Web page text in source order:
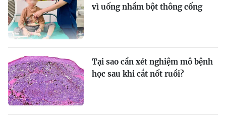
vì uống nhầm bột thông cống
Tại sao cần xét nghiệm mô bệnh
học sau khi cắt nốt ruồi?